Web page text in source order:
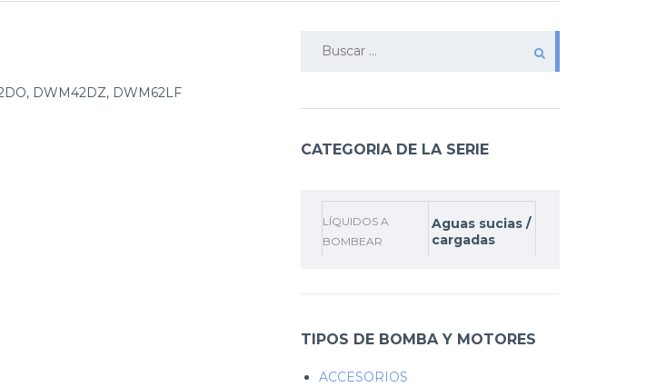
DWM42DZ, DWM62LF
CATEGORIA DE LA SERIE
LÍQUIDOS A
BOMBEAR
Aguas sucias /
cargadas
TIPOS DE BOMBA Y MOTORES
ACCESORIOS